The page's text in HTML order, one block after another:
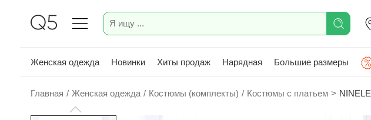
Женская одежда Новинки Хиты продаж Нарядная Большие размеры
Главная / Женская одежда / Костюмы (комплекты) / Костюмы с платьем >